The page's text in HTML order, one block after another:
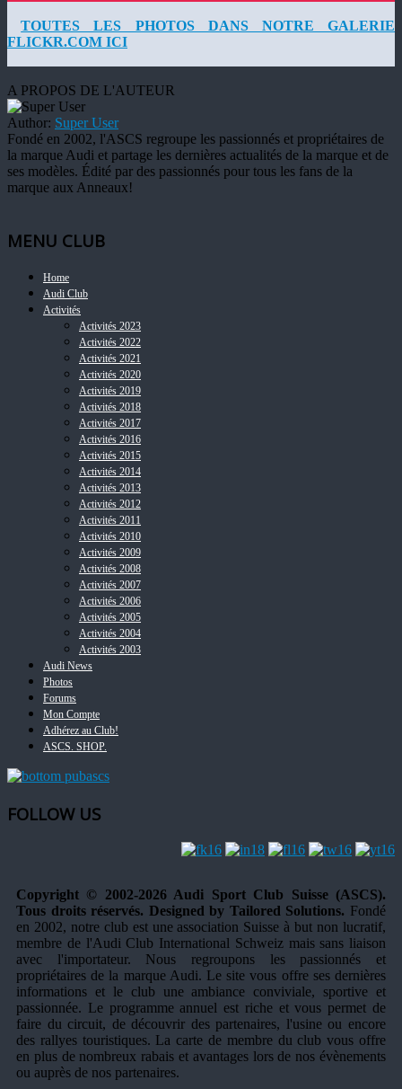
TOUTES LES PHOTOS DANS NOTRE GALERIE
FLICKR.COM ICI
A PROPOS DE L'AUTEUR
Author: Super User
Fondé en 2002, l'ASCS regroupe les passionnés et propriétaires de
la marque Audi et partage les dernières actualités de la marque et de
ses modèles. Édité par des passionnés pour tous les fans de la
marque aux Anneaux!
MENU CLUB
Home
Audi Club
Activités
Activités 2023
Activités 2022
Activités 2021
Activités 2020
Activités 2019
Activités 2018
Activités 2017
Activités 2016
Activités 2015
Activités 2014
Activités 2013
Activités 2012
Activités 2011
Activités 2010
Activités 2009
Activités 2008
Activités 2007
Activités 2006
Activités 2005
Activités 2004
Activités 2003
Audi News
Photos
Forums
Mon Compte
Adhérez au Club!
ASCS. SHOP.
FOLLOW US
Copyright © 2002-2026 Audi Sport Club Suisse (ASCS).
Tous droits réservés. Designed by Tailored Solutions. Fondé
en 2002, notre club est une association Suisse à but non lucratif,
membre de l'Audi Club International Schweiz mais sans liaison
avec l'importateur. Nous regroupons les passionnés et
propriétaires de la marque Audi. Le site vous offre ses dernières
informations et le club une ambiance conviviale, sportive et
passionnée. Le programme annuel est riche et vous permet de
faire du circuit, de découvrir des partenaires, l'usine ou encore
des rallyes touristiques. La carte de membre du club vous offre
en plus de nombreux rabais et avantages lors de nos évènements
ou auprès de nos partenaires.